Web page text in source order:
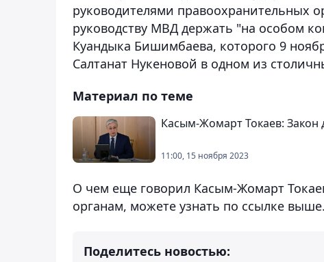
руководителями правоохранительных
руководству МВД держать "на особом
Куандыка Бишимбаева, которого 9
Салтанат Нукеновой в одном из
Материал по теме
Касым-Жомарт Токаев: Закон
11:00, 15 ноября 2023
О чем еще говорил Касым-Жомарт
органам, можете узнать по ссылке выше.
Поделитесь новостью: